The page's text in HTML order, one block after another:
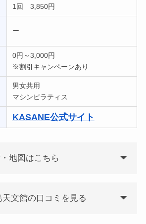
1回 3,850円
ー
0円～3,000円
※割引キャンペーンあり
男女共用
マシンピラティス
KASANE公式サイト
地図はこちら
文館の口コミを見る